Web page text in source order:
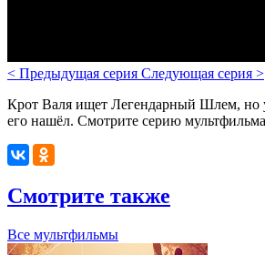
< Предыдущая серия Следующая серия >
Крот Валя ищет Легендарный Шлем, но у
его нашёл. Смотрите серию
Смотрите также
Все мультфильмы